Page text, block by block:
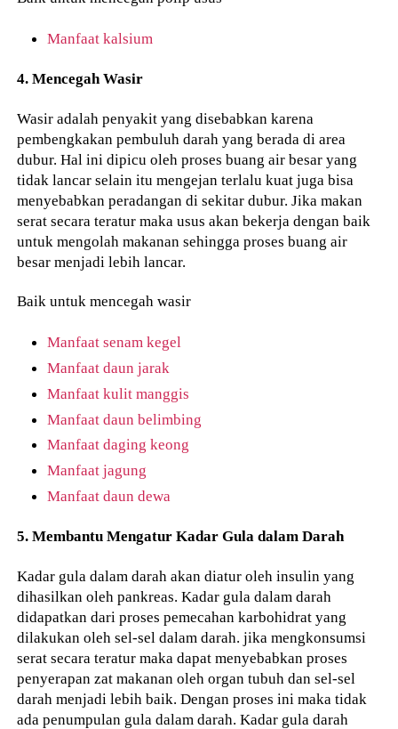
Manfaat kalsium
4. Mencegah Wasir
Wasir adalah penyakit yang disebabkan karena
pembengkakan pembuluh darah yang berada di area
dubur. Hal ini dipicu oleh proses buang air besar yang
tidak lancar selain itu mengejan terlalu kuat juga bisa
menyebabkan peradangan di sekitar dubur. Jika makan
serat secara teratur maka usus akan bekerja dengan baik
untuk mengolah makanan sehingga proses buang air
besar menjadi lebih lancar.
Baik untuk mencegah wasir
Manfaat senam kegel
Manfaat daun jarak
Manfaat kulit manggis
Manfaat daun belimbing
Manfaat daging keong
Manfaat jagung
Manfaat daun dewa
5. Membantu Mengatur Kadar Gula dalam Darah
Kadar gula dalam darah akan diatur oleh insulin yang
dihasilkan oleh pankreas. Kadar gula dalam darah
didapatkan dari proses pemecahan karbohidrat yang
dilakukan oleh sel-sel dalam darah. jika mengkonsumsi
serat secara teratur maka dapat menyebabkan proses
penyerapan zat makanan oleh organ tubuh dan sel-sel
darah menjadi lebih baik. Dengan proses ini maka tidak
ada penumpulan gula dalam darah. Kadar gula darah